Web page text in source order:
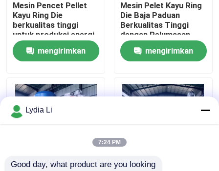
Wisata pabrik
Kontrol kualitas
Quote request suatu
Pabrik Pelet Kayu
Mesin Pencet Pellet
Kayu Ring Die
berkualitas tinggi
untuk produksi energi
bersih
mengirimkan
Mesin Pelet Kayu Ring
Die Baja Paduan
Berkualitas Tinggi
dengan Pelumasan
Otomatis dan
Transmisi Roda Gigi
Heliks yang Efisien
mengirimkan
Lydia Li
7:24 PM
Good day, what product are you looking